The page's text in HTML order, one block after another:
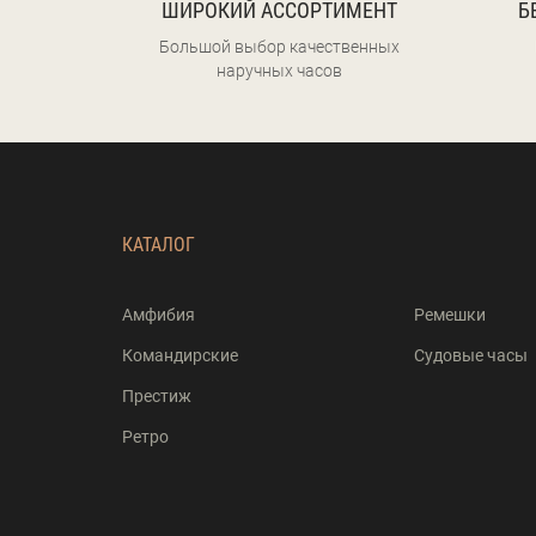
ШИРОКИЙ АССОРТИМЕНТ
Большой выбор качественных
наручных часов
КАТАЛОГ
Амфибия
Командирские
Престиж
Ретро
Ремешки
Судовые часы